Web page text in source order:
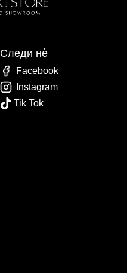
Следи нè
Facebook
Instagram
Tik Tok